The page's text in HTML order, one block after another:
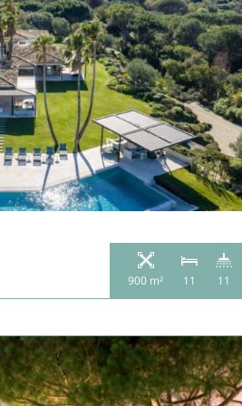
900 m² 11 11